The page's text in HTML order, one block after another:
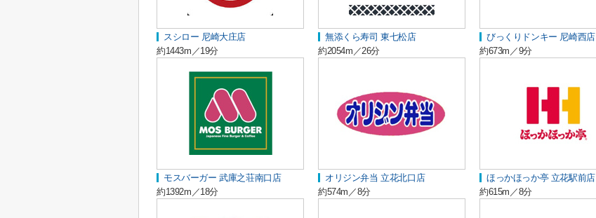
スシロー 尼崎大庄店
約1443m／19分
無添くら寿司 東七松店
約2054m／26分
びっくりドンキー 尼崎西店
約673m／9分
モスバーガー 武庫之荘南口店
約1392m／18分
オリジン弁当 立花北口店
約574m／8分
ほっかほっか亭 立花駅前店
約615m／8分